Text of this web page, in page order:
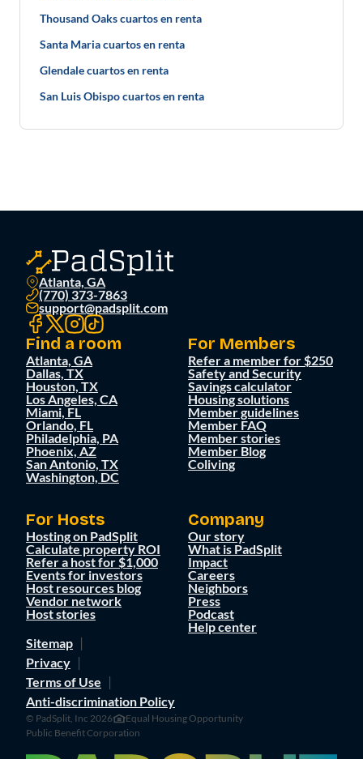
Thousand Oaks cuartos en renta
Santa Maria cuartos en renta
Glendale cuartos en renta
San Luis Obispo cuartos en renta
Atlanta, GA
(770) 373-7863
support@padsplit.com
Find a room
Atlanta, GA
Dallas, TX
Houston, TX
Los Angeles, CA
Miami, FL
Orlando, FL
Philadelphia, PA
Phoenix, AZ
San Antonio, TX
Washington, DC
For Members
Refer a member for $250
Safety and Security
Savings calculator
Housing solutions
Member guidelines
Member FAQ
Member stories
Member Blog
Coliving
For Hosts
Hosting on PadSplit
Calculate property ROI
Refer a host for $1,000
Events for investors
Host resources blog
Vendor network
Host stories
Company
Our story
What is PadSplit
Impact
Careers
Neighbors
Press
Podcast
Help center
Sitemap
Privacy
Terms of Use
Anti-discrimination Policy
© PadSplit, Inc 2026
Equal Housing Opportunity
Public Benefit Corporation